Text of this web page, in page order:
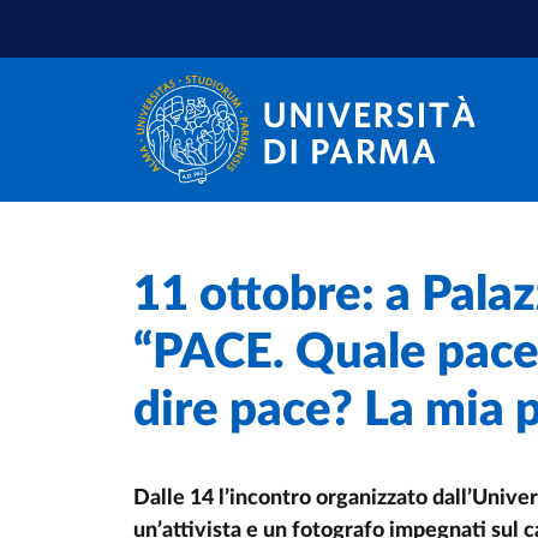
Home
11 ottobre: a
“PACE. Quale
dire pace? La mia
Dalle 14 l’incontro organizzato
un’attivista e un fotografo impegnati sul